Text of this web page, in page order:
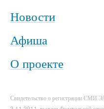
Новости
Афиша
О проекте
Свидетельство о регистрации